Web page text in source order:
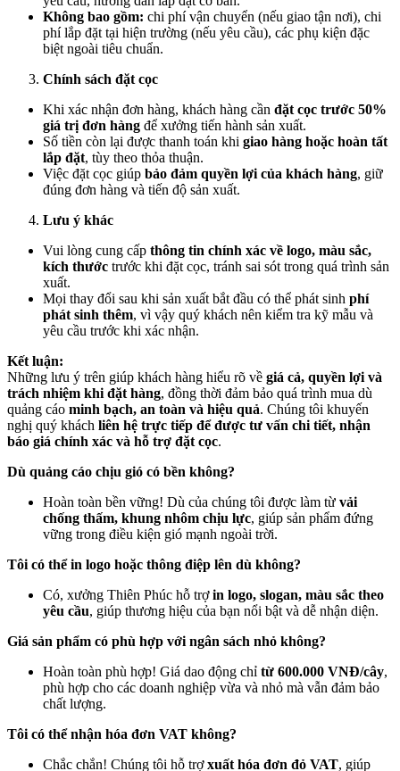
Không bao gồm: chi phí vận chuyển (nếu giao tận nơi), chi
phí lắp đặt tại hiện trường (nếu yêu cầu), các phụ kiện đặc
biệt ngoài tiêu chuẩn.
Chính sách đặt cọc
Khi xác nhận đơn hàng, khách hàng cần đặt cọc trước 50%
giá trị đơn hàng để xưởng tiến hành sản xuất.
Số tiền còn lại được thanh toán khi giao hàng hoặc hoàn tất
lắp đặt, tùy theo thỏa thuận.
Việc đặt cọc giúp bảo đảm quyền lợi của khách hàng, giữ
đúng đơn hàng và tiến độ sản xuất.
Lưu ý khác
Vui lòng cung cấp thông tin chính xác về logo, màu sắc,
kích thước trước khi đặt cọc, tránh sai sót trong quá trình sản
xuất.
Mọi thay đổi sau khi sản xuất bắt đầu có thể phát sinh phí
phát sinh thêm, vì vậy quý khách nên kiểm tra kỹ mẫu và
yêu cầu trước khi xác nhận.
Kết luận:
Những lưu ý trên giúp khách hàng hiểu rõ về giá cả, quyền lợi và
trách nhiệm khi đặt hàng, đồng thời đảm bảo quá trình mua dù
quảng cáo minh bạch, an toàn và hiệu quả. Chúng tôi khuyến
nghị quý khách liên hệ trực tiếp để được tư vấn chi tiết, nhận
báo giá chính xác và hỗ trợ đặt cọc.
Dù quảng cáo chịu gió có bền không?
Hoàn toàn bền vững! Dù của chúng tôi được làm từ vải
chống thấm, khung nhôm chịu lực, giúp sản phẩm đứng
vững trong điều kiện gió mạnh ngoài trời.
Tôi có thể in logo hoặc thông điệp lên dù không?
Có, xưởng Thiên Phúc hỗ trợin logo, slogan, màu sắc theo
yêu cầu, giúp thương hiệu của bạn nổi bật và dễ nhận diện.
Giá sản phẩm có phù hợp với ngân sách nhỏ không?
Hoàn toàn phù hợp! Giá dao động chỉ từ 600.000 VNĐ/cây,
phù hợp cho các doanh nghiệp vừa và nhỏ mà vẫn đảm bảo
chất lượng.
Tôi có thể nhận hóa đơn VAT không?
Chắc chắn! Chúng tôi hỗ trợxuất hóa đơn đỏ VAT, giúp